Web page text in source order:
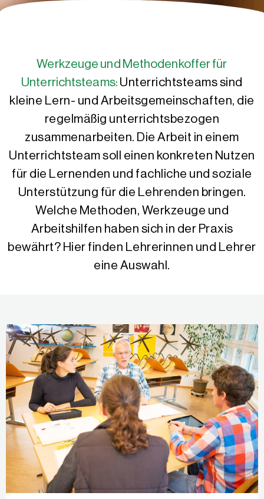
Werkzeuge und Methodenkoffer für
Unterrichtsteams: Unterrichtsteams sind
kleine Lern- und Arbeitsgemeinschaften, die
regelmäßig unterrichtsbezogen
zusammenarbeiten. Die Arbeit in einem
Unterrichtsteam soll einen konkreten Nutzen
für die Lernenden und fachliche und soziale
Unterstützung für die Lehrenden bringen.
Welche Methoden, Werkzeuge und
Arbeitshilfen haben sich in der Praxis
bewährt? Hier finden Lehrerinnen und Lehrer
eine Auswahl.